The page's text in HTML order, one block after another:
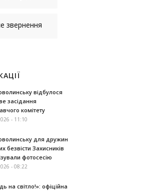
звернення
відбулося
засідання
комітету
- 11:10
для дружин
безвісти Захисників
фотосесію
- 08:22
на світло!»: офіційна